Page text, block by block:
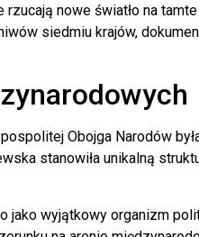
nowe światło na
siedmiu krajów,
Obojga Narodów
stanowiła unikalną
wyjątkowy organizm